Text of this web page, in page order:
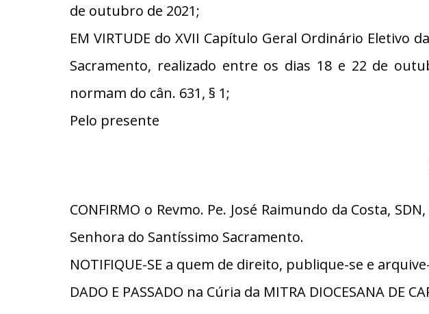
de outubro de 2021;
EM VIRTUDE do XVII Capítulo Geral Ordinário Eletivo
Sacramento, realizado entre os dias 18 e 22 de
normam do cân. 631, § 1;
Pelo presente
CONFIRMO o Revmo. Pe. José Raimundo da Costa,
Senhora do Santíssimo Sacramento.
NOTIFIQUE-SE a quem de direito, publique-se e
DADO E PASSADO na Cúria da MITRA DIOCESANA DE